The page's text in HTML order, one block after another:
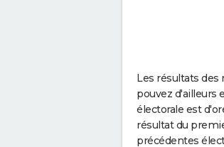
Les résultats des
pouvez d'ailleurs
électorale est
résultat du
précédentes